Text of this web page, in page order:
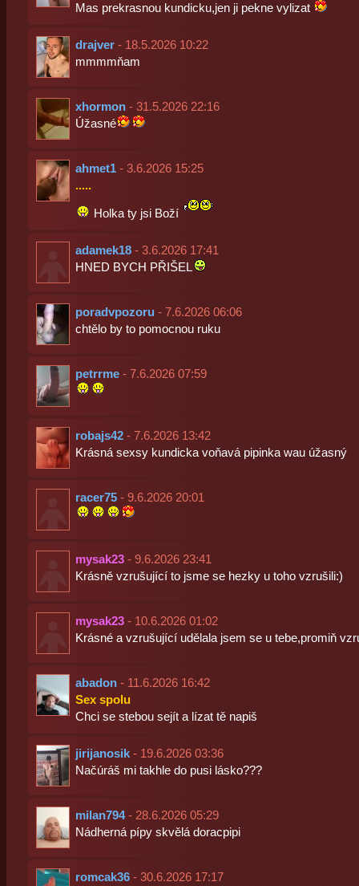
Mas prekrasnou kundicku,jen ji pekne vylizat
drajver- 18.5.2026 10:22
mmmmňam
xhormon- 31.5.2026 22:16
Úžasné
ahmet1- 3.6.2026 15:25
.....
Holka ty jsi Boží
adamek18- 3.6.2026 17:41
HNED BYCH PŘIŠEL
poradvpozoru- 7.6.2026 06:06
chtělo by to pomocnou ruku
petrrme- 7.6.2026 07:59
robajs42- 7.6.2026 13:42
Krásná sexsy kundicka voňavá pipinka wau úžasný
racer75- 9.6.2026 20:01
mysak23- 9.6.2026 23:41
Krásně vzrušující to jsme se hezky u toho vzrušili:)
mysak23- 10.6.2026 01:02
Krásné a vzrušující udělala jsem se u tebe,promiň
abadon- 11.6.2026 16:42
Sex spolu
Chci se stebou sejít a lízat tě napiš
jirijanosik- 19.6.2026 03:36
Načúráš mi takhle do pusi lásko???
milan794- 28.6.2026 05:29
Nádherná pípy skvělá doracpipi
romcak36- 30.6.2026 17:17